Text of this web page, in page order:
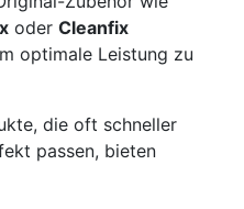
oder Cleanfix
optimale Leistung zu
die oft schneller
passen, bieten